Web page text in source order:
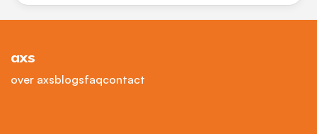
axs
over axsblogsfaqcontact